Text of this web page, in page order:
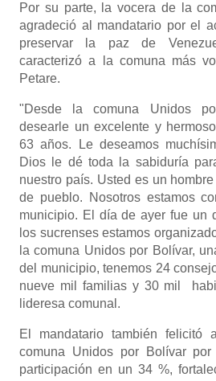
Por su parte, la vocera de la
agradeció al mandatario por el
preservar la paz de
caracterizó a la comuna más
Petare.
"Desde la comuna Unidos
desearle un excelente y
63 años. Le deseamos
Dios le dé toda la sabiduría
nuestro país. Usted es un
de pueblo. Nosotros estamos
municipio. El día de ayer fue un
los sucrenses estamos
la comuna Unidos por Bolívar,
del municipio, tenemos 24
nueve mil familias y 30 mil
lideresa comunal.
El mandatario también felicitó
comuna Unidos por Bolívar
participación en un 34 %,